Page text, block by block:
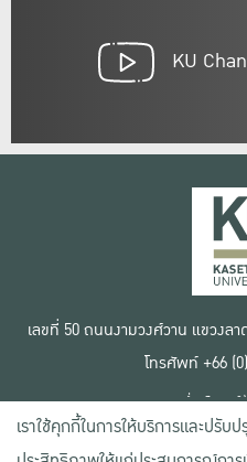
KU
เลขที่ 50 ถนนงามวงศ์วาน แขวงล
โทรศัพท์ +66
เงื่อนไขการ
ข้อตกลงด้า
นโยบายควา
เราใช้คุกกี้ในการให้บริการและปรับ